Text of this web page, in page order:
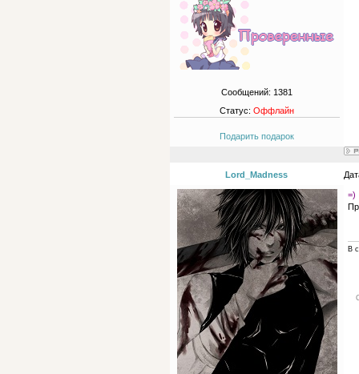
Сообщений: 1381
Статус: Оффлайн
Подарить подарок
Lord_Madness
=)
В